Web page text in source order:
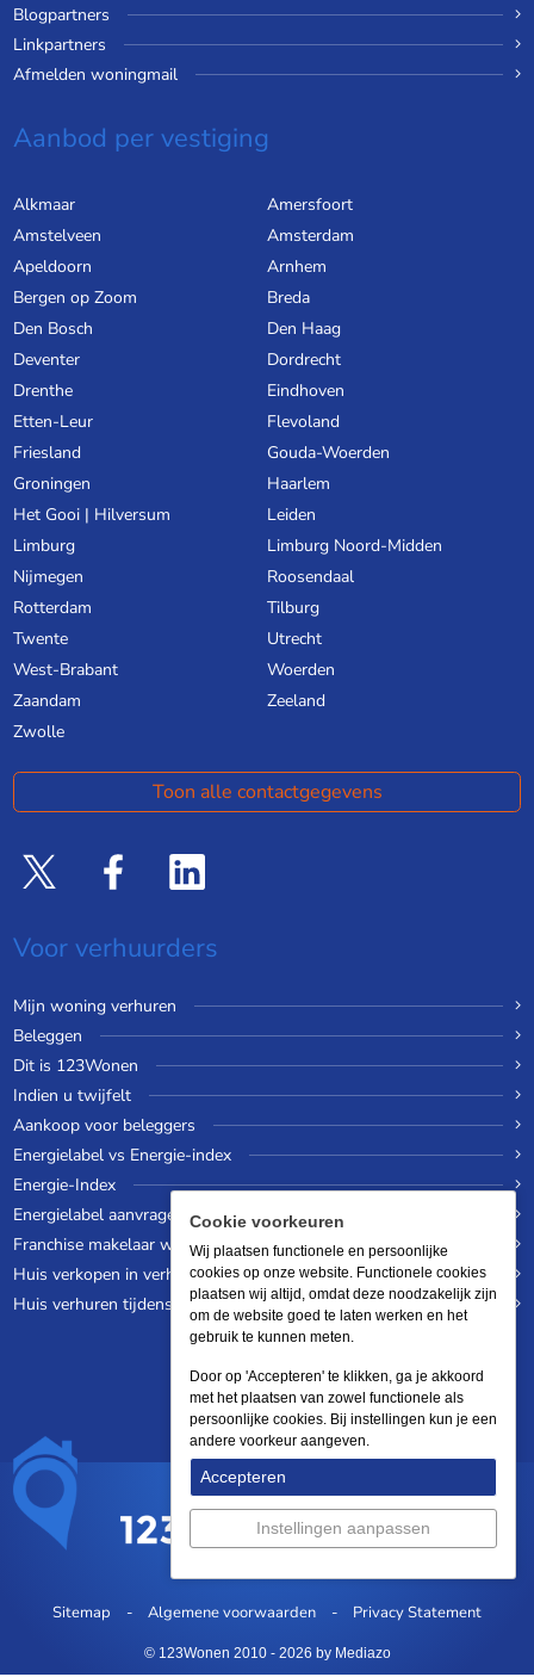
Blogpartners
Linkpartners
Afmelden woningmail
Aanbod per vestiging
Alkmaar
Amersfoort
Amstelveen
Amsterdam
Apeldoorn
Arnhem
Bergen op Zoom
Breda
Den Bosch
Den Haag
Deventer
Dordrecht
Drenthe
Eindhoven
Etten-Leur
Flevoland
Friesland
Gouda-Woerden
Groningen
Haarlem
Het Gooi | Hilversum
Leiden
Limburg
Limburg Noord-Midden
Nijmegen
Roosendaal
Rotterdam
Tilburg
Twente
Utrecht
West-Brabant
Woerden
Zaandam
Zeeland
Zwolle
Toon alle contactgegevens
Voor verhuurders
Mijn woning verhuren
Beleggen
Dit is 123Wonen
Indien u twijfelt
Aankoop voor beleggers
Energielabel vs Energie-index
Energie-Index
Energielabel aanvragen
Franchise makelaar worden
Huis verkopen in verhuurde staat
Huis verhuren tijdens een wereldreis
Sitemap Algemene voorwaarden Privacy Statement
© 123Wonen 2010 - 2026 by Mediazo
Cookie voorkeuren
Wij plaatsen functionele en persoonlijke
cookies op onze website. Functionele cookies
plaatsen wij altijd, omdat deze noodzakelijk zijn
om de website goed te laten werken en het
gebruik te kunnen meten.
Door op 'Accepteren' te klikken, ga je akkoord
met het plaatsen van zowel functionele als
persoonlijke cookies. Bij instellingen kun je een
andere voorkeur aangeven.
Accepteren
Instellingen aanpassen